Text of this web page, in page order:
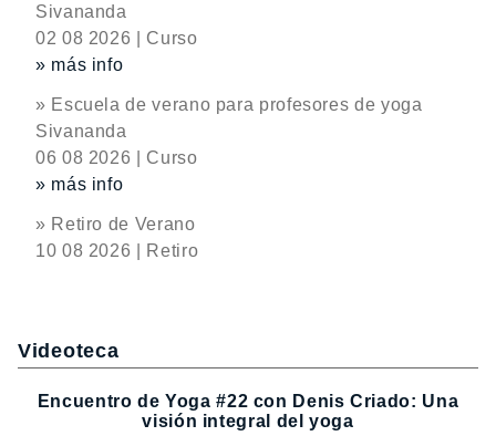
Sivananda
02 08 2026 | Curso
» más info
» Escuela de verano para profesores de yoga
Sivananda
06 08 2026 | Curso
» más info
» Retiro de Verano
10 08 2026 | Retiro
Videoteca
Encuentro de Yoga #22 con Denis Criado: Una
visión integral del yoga